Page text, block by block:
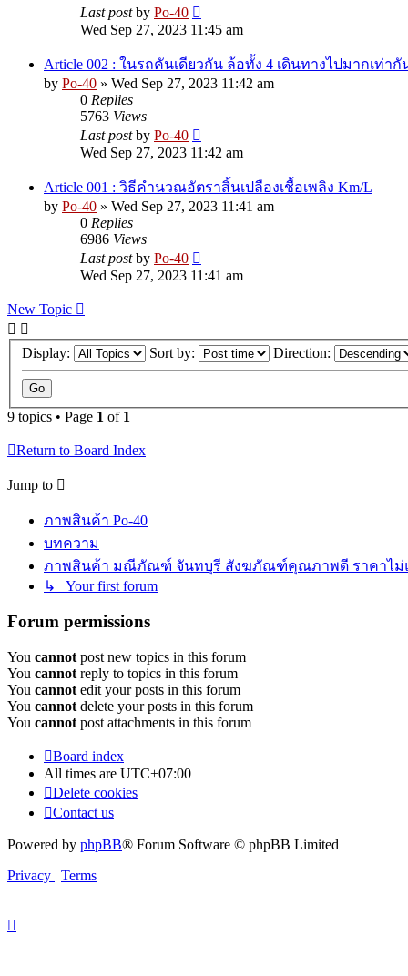
Last postby Po-40
Wed Sep 27, 2023 11:45 am
Article 002 : ในรถคันเดียวกัน ล้อทั้ง 4 เดินทางไปมากเท่า
by Po-40 » Wed Sep 27, 2023 11:42 am
0 Replies
5763 Views
Last postby Po-40
Wed Sep 27, 2023 11:42 am
Article 001 : วิธีคำนวณอัตราสิ้นเปลืองเชื้อเพลิง Km/L
by Po-40 » Wed Sep 27, 2023 11:41 am
0 Replies
6986 Views
Last postby Po-40
Wed Sep 27, 2023 11:41 am
New Topic
Display: Sort by: Direction:
9 topics • Page 1 of 1
Return to Board Index
Jump to
ภาพสินค้า Po-40
บทความ
ภาพสินค้า มณีภัณฑ์ จันทบุรี สังฆภัณฑ์คุณภาพดี ราคาไม่แ
↳ Your first forum
Forum permissions
You cannot post new topics in this forum
You cannot reply to topics in this forum
You cannot edit your posts in this forum
You cannot delete your posts in this forum
You cannot post attachments in this forum
Board index
All times are UTC+07:00
Delete cookies
Contact us
Powered by phpBB® Forum Software © phpBB Limited
Privacy | Terms